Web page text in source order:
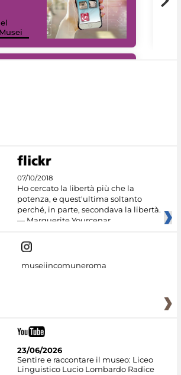
07/10/2018
Ho cercato la libertà più che la
potenza, e quest'ultima soltanto
perché, in parte, secondava la libertà.
— Marguerite Yourcenar
museiincomuneroma
23/06/2026
Sentire e raccontare il museo: Liceo
Linguistico Lucio Lombardo Radice